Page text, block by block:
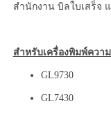
สำนักงาน บิลใบเสร็จ
สำหรับเครื่องพิมพ์ควา
GL9730
GL7430